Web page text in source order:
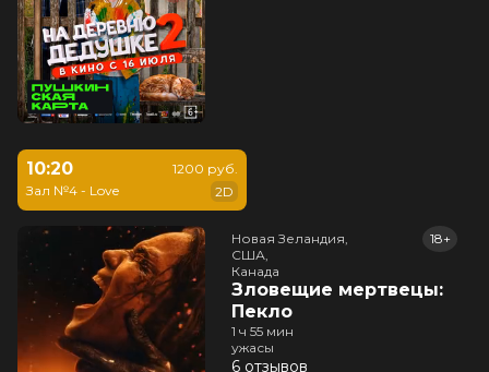
10:20
Зал №4 - Love
1200 руб.
2D
Новая Зеландия,
США,
Канада
Зловещие мертвецы:
Пекло
18+
1 ч 55 мин
ужасы
6 отзывов